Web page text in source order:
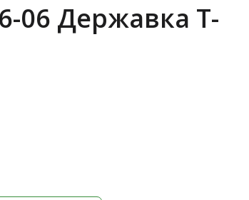
06 Державка T-